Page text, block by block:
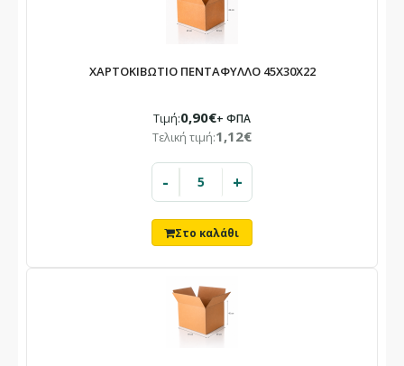
ΧΑΡΤΟΚΙΒΩΤΙΟ ΠΕΝΤΑΦΥΛΛΟ 45X30X22
Τιμή:0,90€+ ΦΠΑ
Τελική τιμή:1,12€
- +